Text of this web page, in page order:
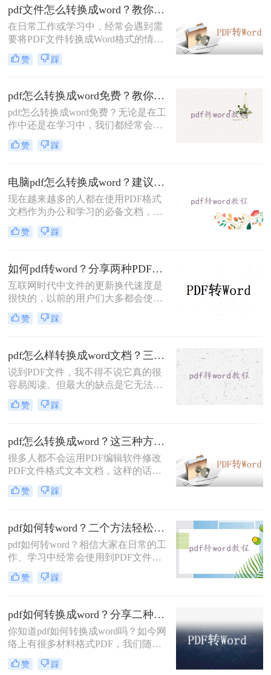
线pdf怎么转换成word问题。
pdf文件怎么转换成word？教你三个方法！
在日常工作或学习中，经常会遇到需
要将PDF文件转换成Word格式的情
况。无论是为了编辑、修改或者是对
其中的文字内容进行复制、粘贴，将
的。那么，pdf文件怎么转换成word
呢？本文将详细介绍三种方法，确保
你可以轻松快速地将PDF文件转换成
可编辑的Word格式。
赞 踩
pdf怎么转换成word免费？教你三个pdf转word方法。
pdf怎么转换成word免费？无论是在工
作中还是在学习中，我们都经常会遇
到需要将PDF文件转换为Word文档的
情况。那么，如何将PDF转换为Word
法。
赞 踩
电脑pdf怎么转换成word？建议收藏这二种转换方法！
现在越来越多的人都在使用PDF格式
文档作为办公和学习的必备文档，但
是可惜由于PDF本身的限制，导致其
不能很方便的转换回文字形式，又或
出来，这里小编总结一些电脑pdf怎么
转换成word的方法推荐给大家，方便
日常应用。
赞 踩
如何pdf转word？分享两种PDF文件转换方式！
互联网时代中文件的更新换代速度是
很快的，以前的用户们大多都会使用
Word文档来记录各种信息，随着技术
的进步，近两年来PDF文档愈发火爆
但是PDF文档的应用范围是越来越广
了。无论是PDF文档还是Word文档，
最主要的作用还是为用户们提供方
便，特殊情况下这两种文档是可以互
相转换格式的，那么如何将pdf转换成
word呢？今天就是跟大家分享下两种
赞 踩
pdf怎么样转换成word文档？三种操作方法分享给你！
说到PDF文件，我不得不说它真的很
容易阅读。但最大的缺点是它无法修
改。在这个时候，我们只能无奈叹
息。我们想要将PDF文件变成我们可
法来实现它。比如说pdf怎么样转换成
word文档。那么问题来了，怎么pdf转
word呢？方法如下，快来Mark吧！
赞 踩
pdf怎么转换成word？这三种方法你可以试试！
很多人都不会运用PDF编辑软件修改
PDF文件格式文本文档，这样的话，
碰到了这类文件格式该如何处理呢？
实际上有效的方法便是将其转为Word
档进行修改啦！那么pdf怎么转换成
word呢？下面来给大家讲讲pdf文档转
换成word文档的方法。
赞 踩
pdf如何转word？二个方法轻松完成！
pdf如何转word？相信大家在日常的工
作、学习中经常会使用到PDF文件，
一般我们都是用它来传输或者是保存
文件的，非常方便。但是也有一个问
多小伙伴们都会选择将PDF文件转换
成Word再编辑修改，今天就来给大家
分享二种PDF转Word的方法，记得收
藏再看！
赞 踩
pdf如何转换成word？分享二种简单方法~
你知道pdf如何转换成word吗？如今网
络上有很多材料格式PDF，我们随便
下载的一份文件可能都是PDF格式
的，当你想要复制里面的内容或者是
赞 踩